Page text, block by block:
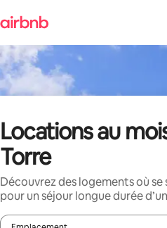
Locations au
Torre
Découvrez des logements où se
pour un séjour longue durée